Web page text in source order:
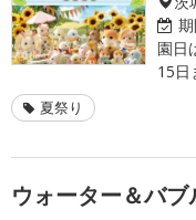
期
園日
15日
夏祭り
ウォーター＆バ